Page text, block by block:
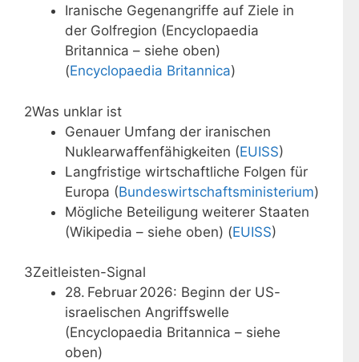
Iranische Gegenangriffe auf Ziele in
der Golfregion (Encyclopaedia
Britannica – siehe oben)
(Encyclopaedia Britannica)
2Was unklar ist
Genauer Umfang der iranischen
Nuklearwaffenfähigkeiten (EUISS)
Langfristige wirtschaftliche Folgen für
Europa (Bundeswirtschaftsministerium)
Mögliche Beteiligung weiterer Staaten
(Wikipedia – siehe oben) (EUISS)
3Zeitleisten-Signal
28. Februar 2026: Beginn der US-
israelischen Angriffswelle
(Encyclopaedia Britannica – siehe
oben)